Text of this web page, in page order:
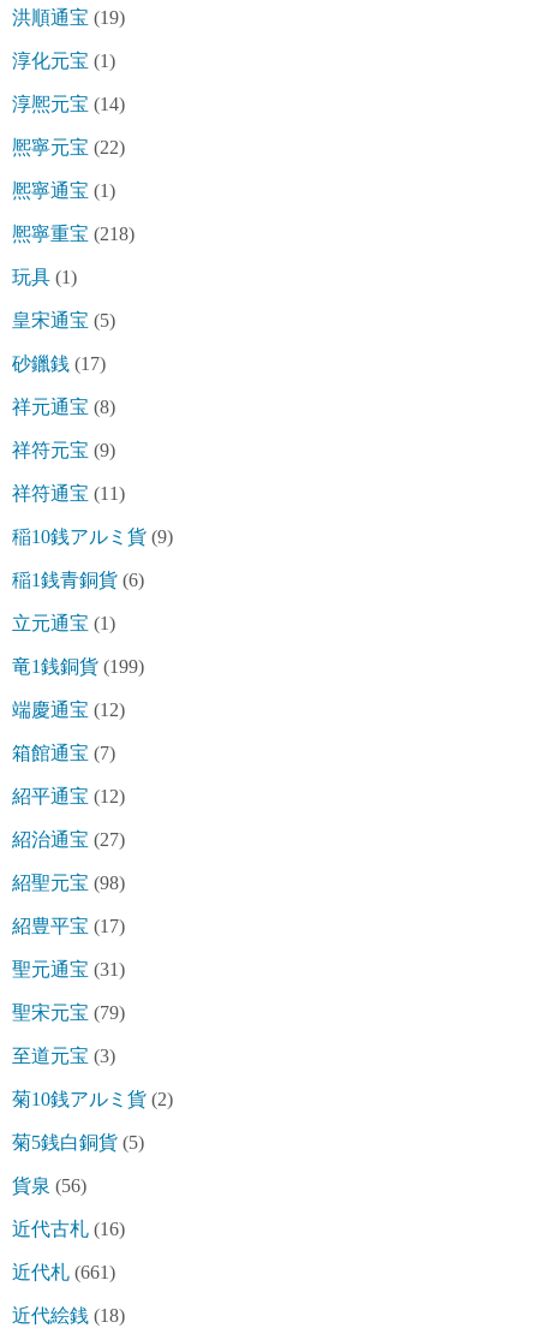
洪順通宝 (19)
淳化元宝 (1)
淳熈元宝 (14)
熈寧元宝 (22)
熈寧通宝 (1)
熈寧重宝 (218)
玩具 (1)
皇宋通宝 (5)
砂鑞銭 (17)
祥元通宝 (8)
祥符元宝 (9)
祥符通宝 (11)
稲10銭アルミ貨 (9)
稲1銭青銅貨 (6)
立元通宝 (1)
竜1銭銅貨 (199)
端慶通宝 (12)
箱館通宝 (7)
紹平通宝 (12)
紹治通宝 (27)
紹聖元宝 (98)
紹豊平宝 (17)
聖元通宝 (31)
聖宋元宝 (79)
至道元宝 (3)
菊10銭アルミ貨 (2)
菊5銭白銅貨 (5)
貨泉 (56)
近代古札 (16)
近代札 (661)
近代絵銭 (18)